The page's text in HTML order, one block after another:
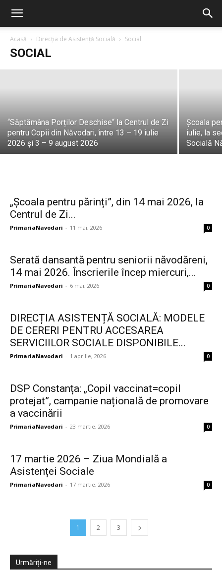
Acasă Direcția de Asistență Socială Social
SOCIAL
Năvodari își celebrează seniorii.
Ceremoniile de premiere au debutat
marți, 14 iulie 2026, la Casa Căsătoriilor
PrimariaNavodari
“Săptămâna Porților Deschise“ la Centrul de Zi
pentru Copii din Năvodari, între 13 – 19 iulie
2026 și 3 – 9 august 2026
Școala
iulie, la
Socială
„Școala pentru părinți”, din 14 mai 2026, la
Centrul de Zi...
PrimariaNavodari - 11 mai, 2026 0
Serată dansantă pentru seniorii năvodăreni,
14 mai 2026. Înscrierile încep miercuri,...
PrimariaNavodari - 6 mai, 2026 0
DIRECȚIA ASISTENȚĂ SOCIALĂ: MODELE
DE CERERI PENTRU ACCESAREA
SERVICIILOR SOCIALE DISPONIBILE...
PrimariaNavodari - 1 aprilie, 2026 0
DSP Constanța: „Copil vaccinat=copil
protejat”, campanie națională de promovare
a vaccinării
PrimariaNavodari - 23 martie, 2026 0
17 martie 2026 – Ziua Mondială a
Asistenței Sociale
PrimariaNavodari - 17 martie, 2026 0
1 2 3
Urmăriți-ne